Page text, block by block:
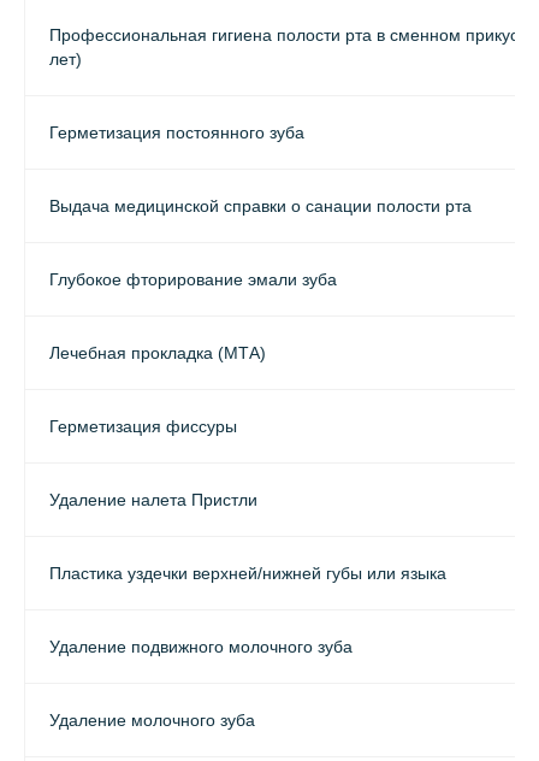
Профессиональная гигиена полости рта в сменном
лет)
Герметизация постоянного зуба
Выдача медицинской справки о санации полости рта
Глубокое фторирование эмали зуба
Лечебная прокладка (МТА)
Герметизация фиссуры
Удаление налета Пристли
Пластика уздечки верхней/нижней губы или языка
Удаление подвижного молочного зуба
Удаление молочного зуба